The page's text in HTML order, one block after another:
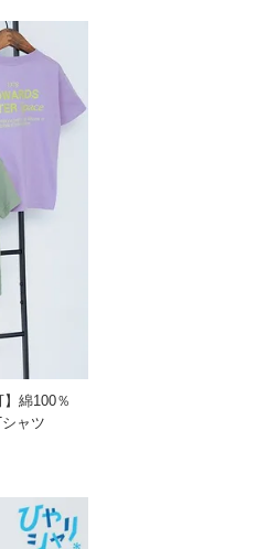
綿100％
ャツ